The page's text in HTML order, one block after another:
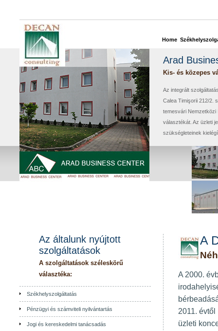
Home
Arad
Kis- és közepes
Az integrált
Calea Timişorii 212/2.
temesvári Nemzetközi
választékát. Az üzleti
szükségleteinek
Az általunk nyújtott
szolgáltatások
A szolgáltatások széleskörű
választéka:
Székhelyszolgáltatás
Pénzügyi és számviteli nyilvántartás
Jogi és kereskedelmi tanácsadás
A
A 2000.
2011.
üzleti